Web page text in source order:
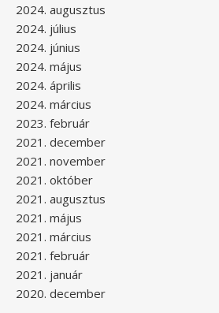
2024. augusztus
2024. július
2024. június
2024. május
2024. április
2024. március
2023. február
2021. december
2021. november
2021. október
2021. augusztus
2021. május
2021. március
2021. február
2021. január
2020. december